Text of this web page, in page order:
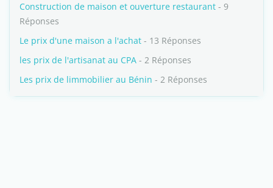
Construction de maison et ouverture restaurant - 9
Réponses
Le prix d'une maison a l'achat - 13 Réponses
les prix de l'artisanat au CPA - 2 Réponses
Les prix de limmobilier au Bénin - 2 Réponses